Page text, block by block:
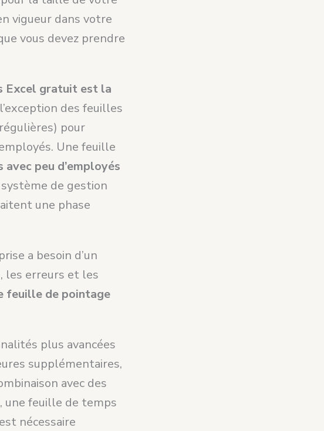
vigueur dans votre
vous devez prendre
Excel gratuit est la
des feuilles
pour
Une feuille
peu d’employés
de gestion
une phase
a besoin d’un
les erreurs et les
feuille de pointage
plus avancées
supplémentaires,
avec des
une feuille de temps
nécessaire